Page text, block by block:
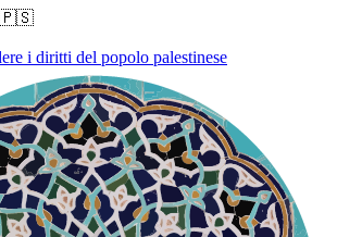
🇵🇸
i diritti del popolo palestinese